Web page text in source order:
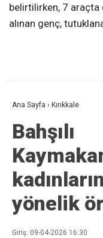
belirtilirken, 7 araçta
alınan genç,
Ana Sayfa › Kırıkkale
Bahşılı
yönelik
Giriş: 09-04-2026 16:30